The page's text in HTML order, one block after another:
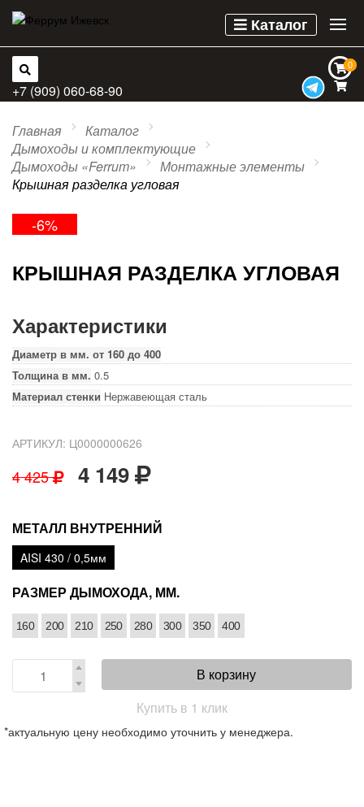
Каталог
0
0
+7 (909) 060-68-90
Главная
Каталог
Дымоходы и комплектующие
Дымоходы «Ferrum»
Монтажные элементы
Крышная разделка угловая
-6%
КРЫШНАЯ РАЗДЕЛКА УГЛОВАЯ
Характеристики
Диаметр в мм. от 160 до 400
Толщина в мм. 0.5
Материал стенки Нержавеющая сталь
АРТИКУЛ: Ц0000000626
4 425 4 149
МЕТАЛЛ ВНУТРЕННИЙ
AISI 430 / 0,5мм
РАЗМЕР ДЫМОХОДА, ММ.
160 200 210 250 280 300 350 400
В корзину
Купить в 1 клик
*актуальную цену необходимо уточнить у менеджера.